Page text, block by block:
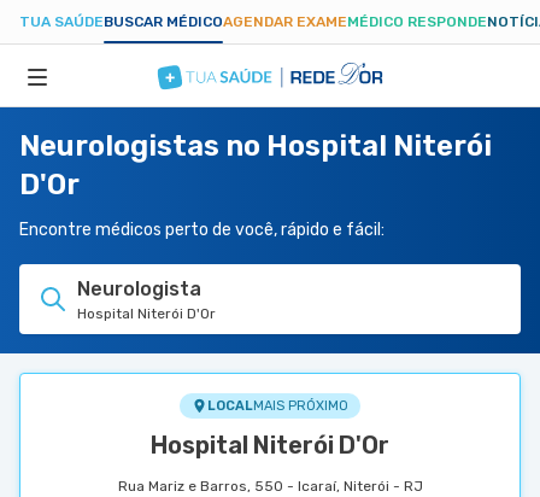
TUA SAÚDEBUSCAR MÉDICOAGENDAR EXAMEMÉDICO RESPONDE
ESPECIALIDADES
HOSPITAIS
TUASAUDE.COM
Neurologistas no Hospital Niterói
D'Or
Encontre médicos perto de você, rápido e fácil:
Neurologista
Hospital Niterói D'Or
LOCALMAIS PRÓXIMO
Hospital Niterói D'Or
Rua Mariz e Barros, 550 - Icaraí, Niterói - RJ